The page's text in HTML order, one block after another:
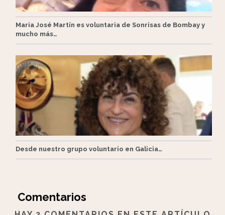
Maria José Martín es voluntaria de Sonrisas de Bombay y
mucho más…
Desde nuestro grupo voluntario en Galicia…
Comentarios